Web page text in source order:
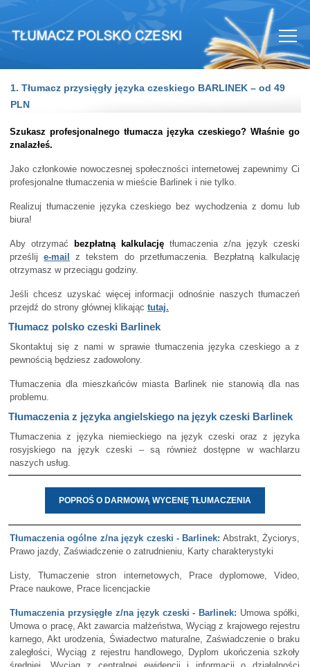
1. Tłumacz przysięgły języka czeskiego BARLINEK – od 49
PLN
Szukasz profesjonalnego tłumacza języka czeskiego? Właśnie go
znalazłeś.
Jako członkowie nowoczesnej społeczności internetowej zapewnimy Ci
profesjonalne tłumaczenia w mieście Barlinek i nie tylko.
Realizuj tłumaczenie języka czeskiego bez wychodzenia z domu lub
biura!
Aby otrzymać bezpłatną kalkulację tłumaczenia z/na język czeski
prześlije-mail
z tekstem do przetłumaczenia. Bezpłatną kalkulację
otrzymasz w przeciągu godziny.
Jeśli chcesz uzyskać więcej informacji odnośnie naszych tłumaczeń
przejdź do strony głównej klikając tutaj.
Tłumacz polsko czeski Barlinek
Skontaktuj się z nami w sprawie tłumaczenia języka czeskiego a z
pewnością będziesz zadowolony.
Tłumaczenia dla mieszkańców miasta Barlinek nie stanowią dla nas
problemu.
Tłumaczenia z języka angielskiego na język czeski Barlinek
Tłumaczenia z języka niemieckiego na język czeski oraz z języka
rosyjskiego na język czeski – są również dostępne w wachlarzu
naszych usług.
POPROŚ O DARMOWĄ WYCENĘ TŁUMACZENIA
Tłumaczenia ogólne z/na język czeski - Barlinek: Abstrakt, Życiorys,
Prawo jazdy, Zaświadczenie o zatrudnieniu, Karty charakterystyki
Listy, Tłumaczenie stron internetowych, Prace dyplomowe, Video,
Prace naukowe, Prace licencjackie
Tłumaczenia przysięgłe z/na język czeski - Barlinek: Umowa spółki,
Umowa o pracę, Akt zawarcia małżeństwa, Wyciąg z krajowego rejestru
karnego, Akt urodzenia, Świadectwo maturalne, Zaświadczenie o braku
zaległości, Wyciąg z rejestru handlowego, Dyplom ukończenia szkoły